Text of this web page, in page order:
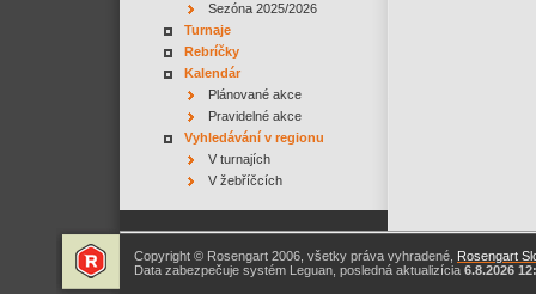
Sezóna 2025/2026
Turnaje
Rebríčky
Kalendár
Plánované akce
Pravidelné akce
Vyhledávání v regionu
V turnajích
V žebříčcích
Copyright © Rosengart 2006, všetky práva vyhradené, Rosengart
Data zabezpečuje systém Leguan, posledná aktualizícia 6.8.2026